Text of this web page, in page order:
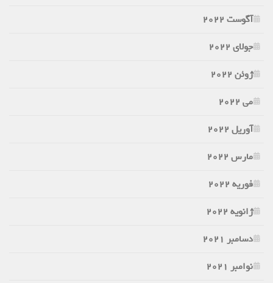
آگوست 2022
جولای 2022
ژوئن 2022
می 2022
آوریل 2022
مارس 2022
فوریه 2022
ژانویه 2022
دسامبر 2021
نوامبر 2021